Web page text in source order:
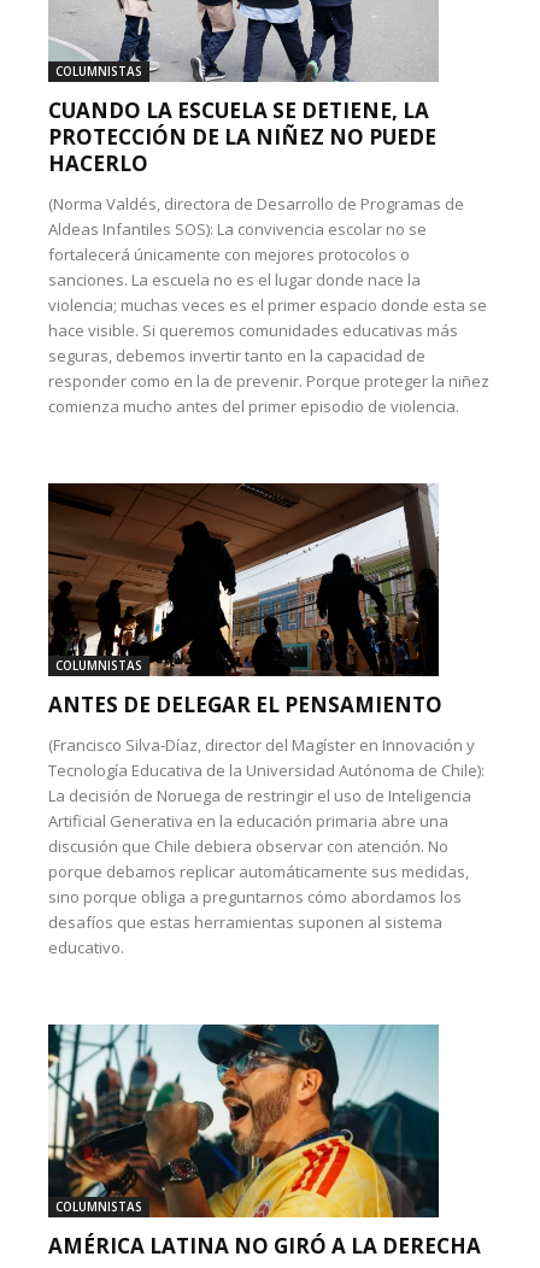
COLUMNISTAS
CUANDO LA ESCUELA SE DETIENE, LA
PROTECCIÓN DE LA NIÑEZ NO PUEDE
HACERLO
(Norma Valdés, directora de Desarrollo de Programas de
Aldeas Infantiles SOS): La convivencia escolar no se
fortalecerá únicamente con mejores protocolos o
sanciones. La escuela no es el lugar donde nace la
violencia; muchas veces es el primer espacio donde esta se
hace visible. Si queremos comunidades educativas más
seguras, debemos invertir tanto en la capacidad de
responder como en la de prevenir. Porque proteger la niñez
comienza mucho antes del primer episodio de violencia.
COLUMNISTAS
ANTES DE DELEGAR EL PENSAMIENTO
(Francisco Silva-Díaz, director del Magíster en Innovación y
Tecnología Educativa de la Universidad Autónoma de Chile):
La decisión de Noruega de restringir el uso de Inteligencia
Artificial Generativa en la educación primaria abre una
discusión que Chile debiera observar con atención. No
porque debamos replicar automáticamente sus medidas,
sino porque obliga a preguntarnos cómo abordamos los
desafíos que estas herramientas suponen al sistema
educativo.
COLUMNISTAS
AMÉRICA LATINA NO GIRÓ A LA DERECHA